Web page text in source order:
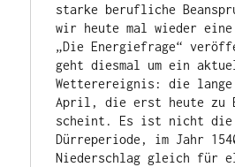
starke berufliche
wir heute mal wieder eine
„Die Energiefrage“
geht diesmal um ein
Wetterereignis: die
April, die erst heute zu
scheint. Es ist nicht die
Dürreperiode, im Jahr
Niederschlag gleich für